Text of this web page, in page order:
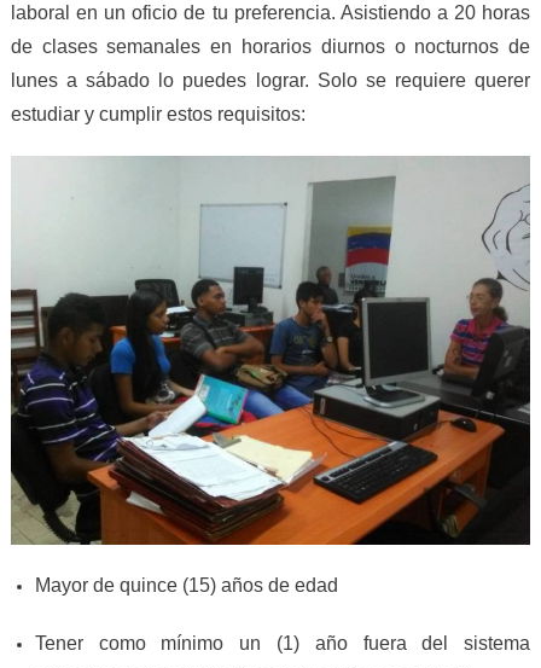
laboral en un oficio de tu preferencia. Asistiendo a 20 horas
de clases semanales en horarios diurnos o nocturnos de
lunes a sábado lo puedes lograr. Solo se requiere querer
estudiar y cumplir estos requisitos:
Mayor de quince (15) años de edad
Tener como mínimo un (1) año fuera del sistema